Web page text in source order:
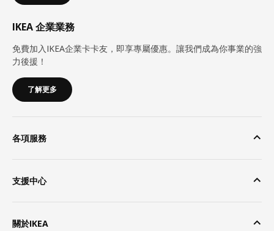
IKEA 企業業務
免費加入IKEA企業卡卡友，即享專屬優惠。讓我們成為你事業的強
力後援！
了解更多
各項服務
支援中心
關於IKEA